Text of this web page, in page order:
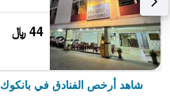
44 ﷼
شاهد أرخص الفنادق في بانكوك